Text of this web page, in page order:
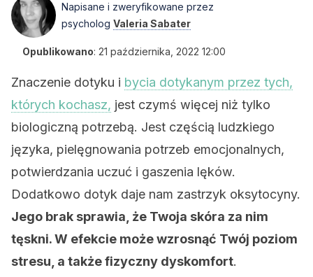
Napisane i zweryfikowane przez
psycholog Valeria Sabater
Opublikowano: 21 października, 2022 12:00
Znaczenie dotyku i bycia dotykanym przez tych,
których kochasz, jest czymś więcej niż tylko
biologiczną potrzebą. Jest częścią ludzkiego
języka, pielęgnowania potrzeb emocjonalnych,
potwierdzania uczuć i gaszenia lęków.
Dodatkowo dotyk daje nam zastrzyk oksytocyny.
Jego brak sprawia, że Twoja skóra za nim
tęskni. W efekcie może wzrosnąć Twój poziom
stresu, a także fizyczny dyskomfort.